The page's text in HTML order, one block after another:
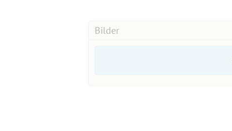
Bilder